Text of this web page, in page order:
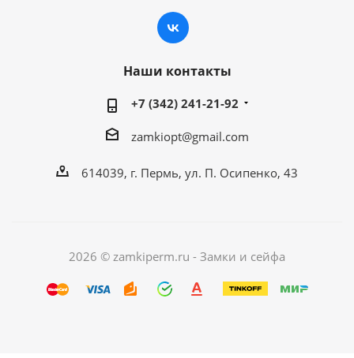
Наши контакты
+7 (342) 241-21-92
zamkiopt@gmail.com
614039, г. Пермь, ул. П. Осипенко, 43
2026 © zamkiperm.ru - Замки и сейфа